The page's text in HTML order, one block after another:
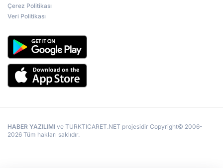
Çerez Politikası
Veri Politikası
HABER YAZILIMI ve TURKTICARET.NET projesidir Copyright© 2006-
2026 Tüm hakları saklıdır.